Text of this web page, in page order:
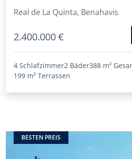
Real de La Quinta, Benahavis
2.400.000 €
4 Schlafzimmer2 Bäder388 m²
199 m² Terrassen
BESTEN PREIS